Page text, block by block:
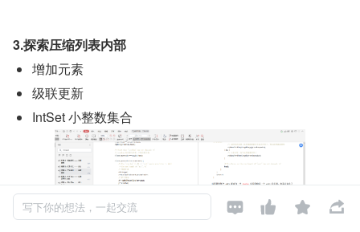
3.探索压缩列表内部
增加元素
级联更新
IntSet 小整数集合
写下你的想法，一起交流    